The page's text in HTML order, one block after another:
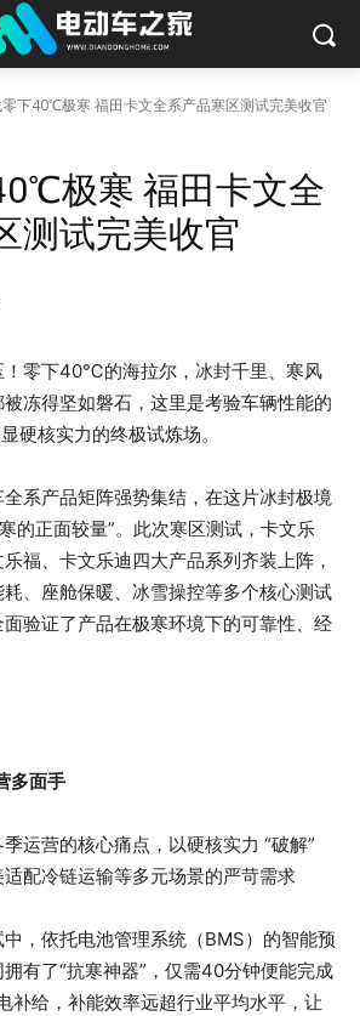
下40℃极寒 福田卡文全系产品寒区测试完美收官
极寒 福田卡文全
测试完美收官
！零下40℃的海拉尔，冰封千里、寒风
冻得坚如磐石，这里是考验车辆性能的
硬核实力的终极试炼场。
系产品矩阵强势集结，在这片冰封极境
的正面较量”。此次寒区测试，卡文乐
福、卡文乐迪四大产品系列齐装上阵，
、座舱保暖、冰雪操控等多个核心测试
验证了产品在极寒环境下的可靠性、经
多面手
运营的核心痛点，以硬核实力 “破解”
配冷链运输等多元场景的严苛需求
，依托电池管理系统（BMS）的智能预
有了“抗寒神器”，仅需40分钟便能完成
补给，补能效率远超行业平均水平，让